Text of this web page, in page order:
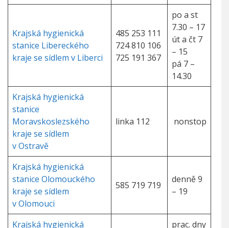
Krajská hygienická
stanice Libereckého
kraje se sídlem v Liberci
485 253 111
724 810 106
725 191 367
po a st
7.30 – 17
út a čt 7
– 15
pá 7 –
14.30
Krajská hygienická
stanice
Moravskoslezského
kraje se sídlem
v Ostravě
linka 112 nonstop
Krajská hygienická
stanice Olomouckého
kraje se sídlem
v Olomouci
585 719 719
denně 9
– 19
Krajská hygienická prac. dny